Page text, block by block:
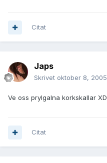
Citat
Japs
Skrivet oktober 8, 2005
Ve oss prylgalna korkskallar XD
Citat